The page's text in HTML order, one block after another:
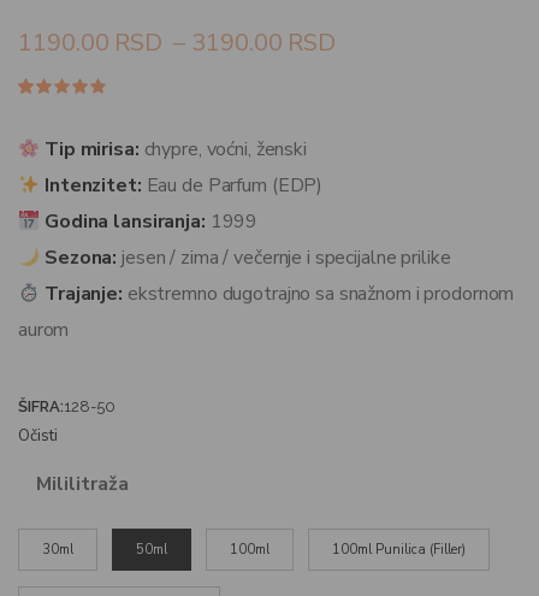
1190.00 RSD – 3190.00 RSD
na
osnovu
kupaca
Tip mirisa: chypre, voćni, ženski
Intenzitet: Eau de Parfum (EDP)
Godina lansiranja: 1999
Sezona: jesen / zima / večernje i specijalne prilike
Trajanje: ekstremno dugotrajno sa snažnom i prodornom
aurom
ŠIFRA:128-50
Mililitraža
30ml 50ml 100ml 100ml Punilica (Filler)
Očisti